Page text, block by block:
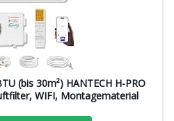
(bis 30m²) HANTECH H-PRO
WIFI, Montagematerial